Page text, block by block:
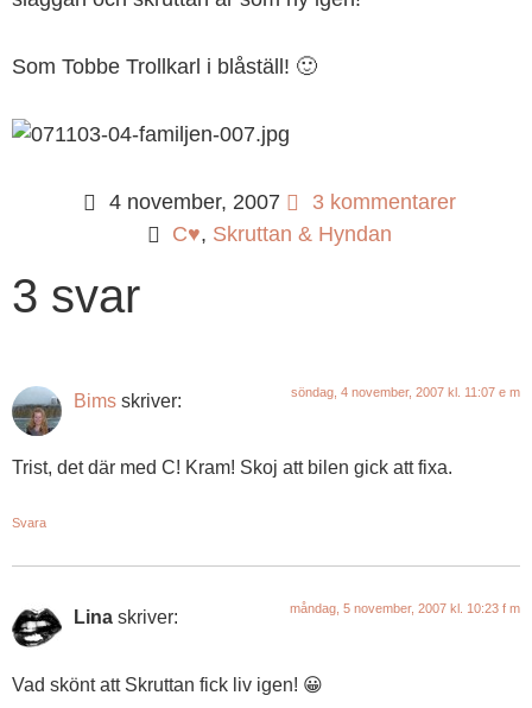
Som Tobbe Trollkarl i blåställ! 🙂
4 november, 2007
3 kommentarer
C♥, Skruttan & Hyndan
3 svar
Bims skriver: söndag, 4 november, 2007 kl. 11:07 e m
Trist, det där med C! Kram! Skoj att bilen gick att fixa.
Svara
Lina skriver: måndag, 5 november, 2007 kl. 10:23 f m
Vad skönt att Skruttan fick liv igen! 😀